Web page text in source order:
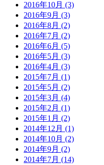
2016年10月 (3)
2016年9月 (3)
2016年8月 (2)
2016年7月 (2)
2016年6月 (5)
2016年5月 (3)
2016年4月 (3)
2015年7月 (1)
2015年5月 (2)
2015年3月 (4)
2015年2月 (1)
2015年1月 (2)
2014年12月 (1)
2014年10月 (2)
2014年9月 (2)
2014年7月 (14)